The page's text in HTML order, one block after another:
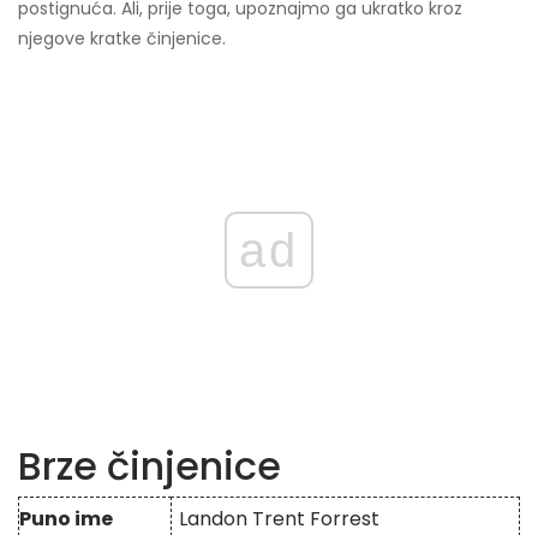
postignuća. Ali, prije toga, upoznajmo ga ukratko kroz
njegove kratke činjenice.
ad
Brze činjenice
Puno ime
Landon Trent Forrest